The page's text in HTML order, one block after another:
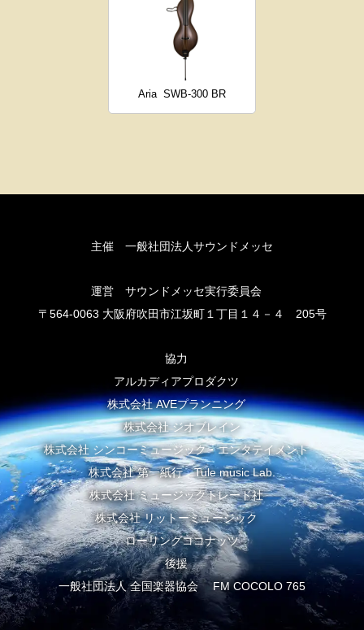
Aria SWB-300 BR
主催 一般社団法人サウンドメッセ
運営 サウンドメッセ実行委員会
〒564-0063 大阪府吹田市江坂町１丁目１４－４ 205号
協力
アルカディアプロダクツ
株式会社 AVEプランニング
株式会社 ジオブレイン
株式会社 シンコーミュージック・エンタテイメント
株式会社 第一紙行 Tule music Lab.
株式会社 ミュージックトレード社
株式会社 リットーミュージック
ローリングココナッツ
後援
一般社団法人 全国楽器協会 FM COCOLO 765